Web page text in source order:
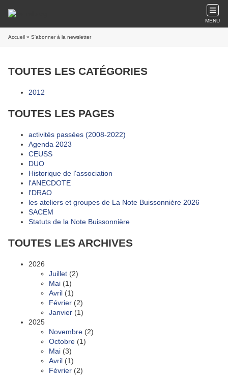
MENU
Accueil » S'abonner à la newsletter
TOUTES LES CATÉGORIES
2012
TOUTES LES PAGES
activités passées (2008-2022)
Agenda 2023
CEUSS
DUO
Historique de l'association
l'ANECDOTE
l'DRAO
les ateliers et groupes de La Note Buissonnière 2026
SACEM
Statuts de la Note Buissonnière
TOUTES LES ARCHIVES
2026
Juillet (2)
Mai (1)
Avril (1)
Février (2)
Janvier (1)
2025
Novembre (2)
Octobre (1)
Mai (3)
Avril (1)
Février (2)